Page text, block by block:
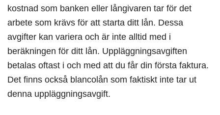
kostnad som banken eller långivaren tar för det
arbete som krävs för att starta ditt lån. Dessa
avgifter kan variera och är inte alltid med i
beräkningen för ditt lån. Uppläggningsavgiften
betalas oftast i och med att du får din första faktura.
Det finns också blancolån som faktiskt inte tar ut
denna uppläggningsavgift.